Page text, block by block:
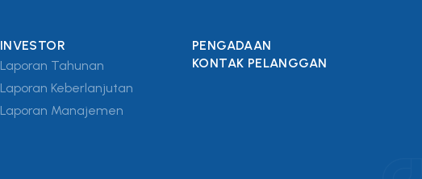
INVESTOR
Laporan Tahunan
Laporan Keberlanjutan
Laporan Manajemen
PENGADAAN
KONTAK PELANGGAN